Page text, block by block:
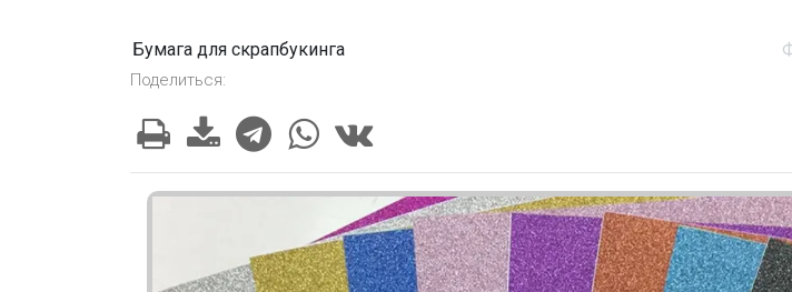
Бумага для скрапбукинга
Поделиться: